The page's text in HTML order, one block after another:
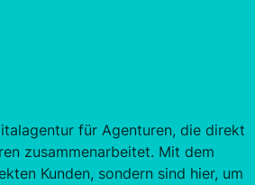
für Agenturen, die direkt
zusammenarbeitet. Mit dem
Kunden, sondern sind hier, um